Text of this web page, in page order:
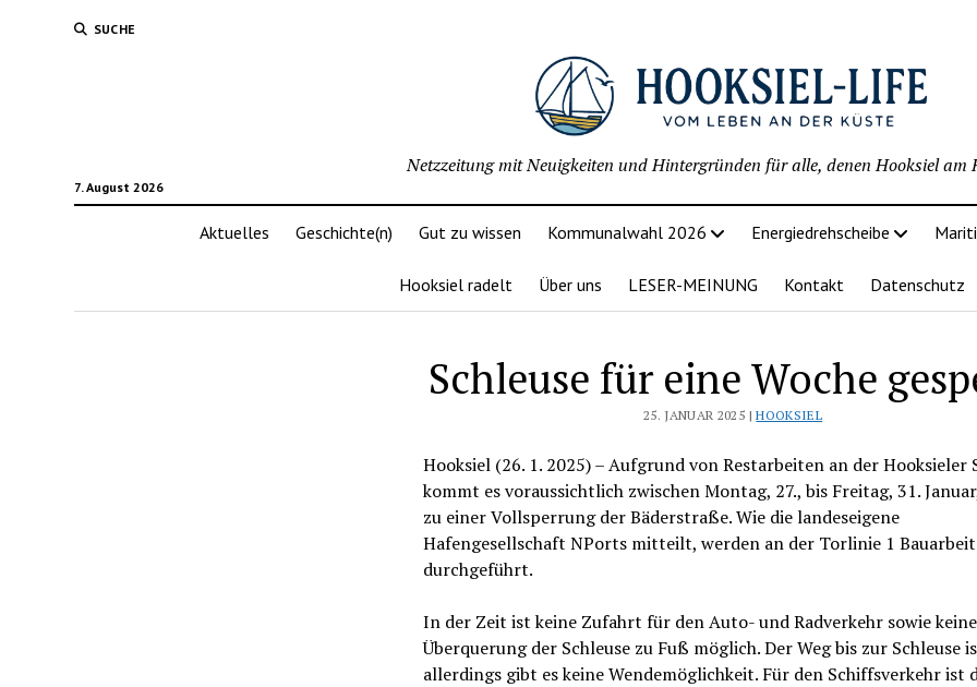
SUCHE
7. August 2026
Netzzeitung mit Neuigkeiten und Hintergründen für alle, denen Hooksiel am
Aktuelles Geschichte(n) Gut zu wissen Kommunalwahl 2026 Energiedrehscheibe
Hooksiel radelt Über uns LESER-MEINUNG Kontakt Datenschutz
Schleuse für eine Woche
25. JANUAR 2025 |HOOKSIEL
Hooksiel (26. 1. 2025) – Aufgrund von Restarbeiten an der Hooksieler
kommt es voraussichtlich zwischen Montag, 27., bis Freitag, 31.
zu einer Vollsperrung der Bäderstraße. Wie die landeseigene
Hafengesellschaft NPorts mitteilt, werden an der Torlinie 1
durchgeführt.
In der Zeit ist keine Zufahrt für den Auto- und Radverkehr sowie keine
Überquerung der Schleuse zu Fuß möglich. Der Weg bis zur Schleuse
allerdings gibt es keine Wendemöglichkeit. Für den Schiffsverkehr ist